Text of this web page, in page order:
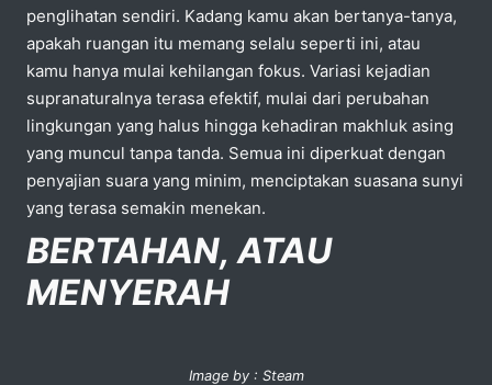
penglihatan sendiri. Kadang kamu akan bertanya-tanya,
apakah ruangan itu memang selalu seperti ini, atau
kamu hanya mulai kehilangan fokus. Variasi kejadian
supranaturalnya terasa efektif, mulai dari perubahan
lingkungan yang halus hingga kehadiran makhluk asing
yang muncul tanpa tanda. Semua ini diperkuat dengan
penyajian suara yang minim, menciptakan suasana sunyi
yang terasa semakin menekan.
BERTAHAN, ATAU
MENYERAH
Image by : Steam